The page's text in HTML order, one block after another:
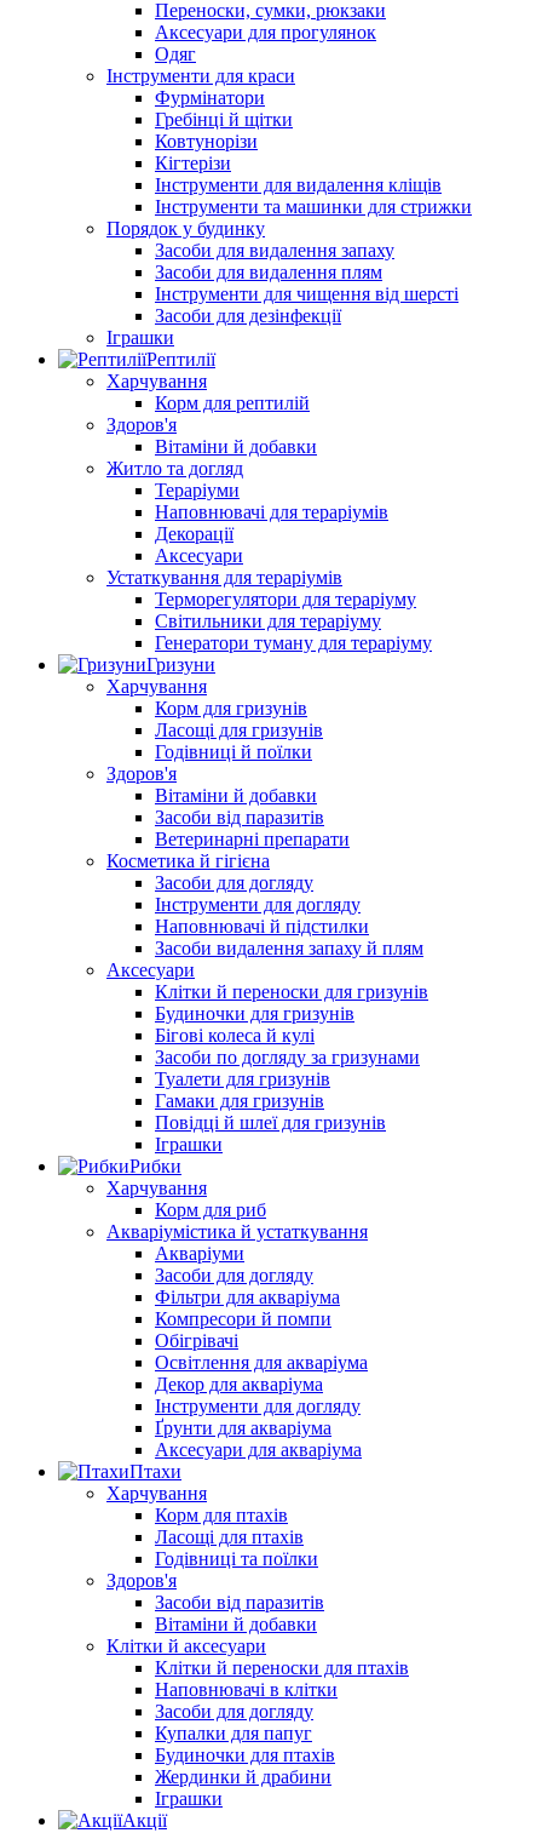
Переноски, сумки, рюкзаки
Аксесуари для прогулянок
Одяг
Інструменти для краси
Фурмінатори
Гребінці й щітки
Ковтунорізи
Кігтерізи
Інструменти для видалення кліщів
Інструменти та машинки для стрижки
Порядок у будинку
Засоби для видалення запаху
Засоби для видалення плям
Інструменти для чищення від шерсті
Засоби для дезінфекції
Іграшки
Рептилії
Харчування
Корм для рептилій
Здоров'я
Вітаміни й добавки
Житло та догляд
Тераріуми
Наповнювачі для тераріумів
Декорації
Аксесуари
Устаткування для тераріумів
Терморегулятори для тераріуму
Світильники для тераріуму
Генератори туману для тераріуму
Гризуни
Харчування
Корм для гризунів
Ласощі для гризунів
Годівниці й поїлки
Здоров'я
Вітаміни й добавки
Засоби від паразитів
Ветеринарні препарати
Косметика й гігієна
Засоби для догляду
Інструменти для догляду
Наповнювачі й підстилки
Засоби видалення запаху й плям
Аксесуари
Клітки й переноски для гризунів
Будиночки для гризунів
Бігові колеса й кулі
Засоби по догляду за гризунами
Туалети для гризунів
Гамаки для гризунів
Повідці й шлеї для гризунів
Іграшки
Рибки
Харчування
Корм для риб
Акваріумістика й устаткування
Акваріуми
Засоби для догляду
Фільтри для акваріума
Компресори й помпи
Обігрівачі
Освітлення для акваріума
Декор для акваріума
Інструменти для догляду
Ґрунти для акваріума
Аксесуари для акваріума
Птахи
Харчування
Корм для птахів
Ласощі для птахів
Годівниці та поїлки
Здоров'я
Засоби від паразитів
Вітаміни й добавки
Клітки й аксесуари
Клітки й переноски для птахів
Наповнювачі в клітки
Засоби для догляду
Купалки для папуг
Будиночки для птахів
Жердинки й драбини
Іграшки
Акції